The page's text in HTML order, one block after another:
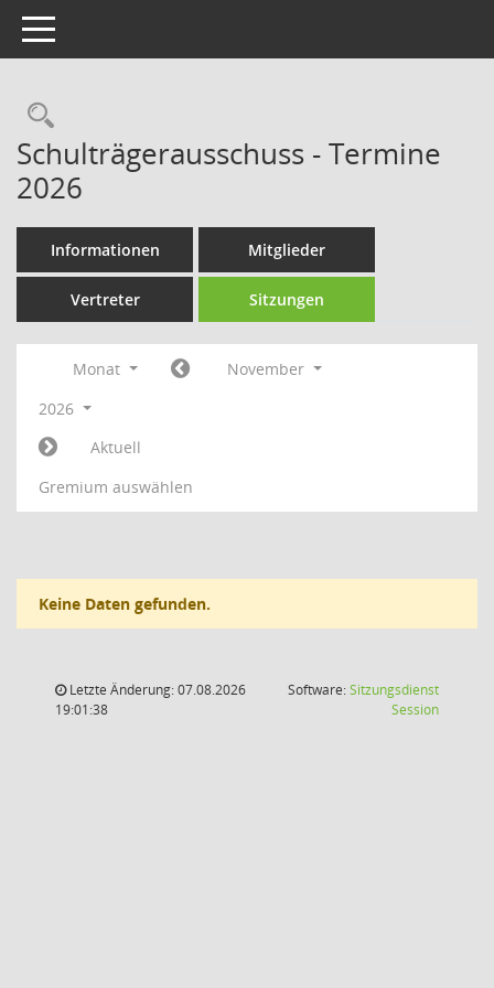
Toggle navigation
Rechercheauswahl
Schulträgerausschuss - Termine
2026
Informationen Mitglieder
Vertreter Sitzungen
Monat
November
2026
Aktuell
Gremium auswählen
Keine Daten gefunden.
Letzte Änderung: 07.08.2026
19:01:38
Software:Sitzungsdienst
Session(Wird in